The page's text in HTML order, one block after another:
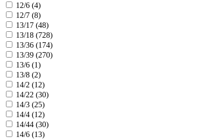
12/6 (4)
12/7 (8)
13/17 (48)
13/18 (728)
13/36 (174)
13/39 (270)
13/6 (1)
13/8 (2)
14/2 (12)
14/22 (30)
14/3 (25)
14/4 (12)
14/44 (30)
14/6 (13)